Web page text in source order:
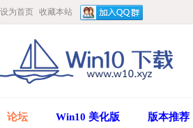
设为首页 收藏本站
论坛 Win10 美化版 版本推荐